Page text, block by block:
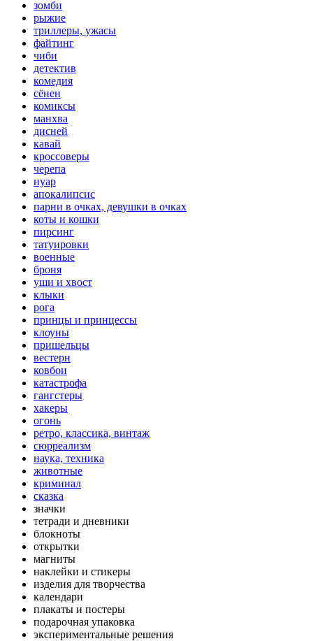
зомби
рыжие
триллеры, ужасы
файтинг
чиби
детектив
комедия
сёнен
комиксы
манхва
дисней
кавай
кроссоверы
черепа
нуар
апокалипсис
парни в очках, девушки в очках
коты и кошки
пирсинг
татуировки
военные
броня
уши и хвост
клыки
рога
принцы и принцессы
клоуны
пришельцы
вестерн
ковбои
катастрофа
гангстеры
хакеры
огонь
ретро, классика, винтаж
сюрреализм
наука, техника
животные
криминал
сказка
значки
тетради и дневники
блокноты
открытки
магниты
наклейки и стикеры
изделия для творчества
календари
плакаты и постеры
подарочная упаковка
экспериментальные решения